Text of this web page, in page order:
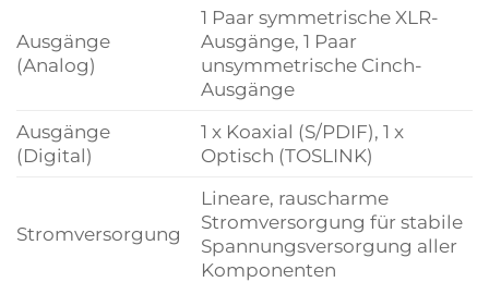
Ausgänge
(Analog)
1 Paar symmetrische XLR-
Ausgänge, 1 Paar
unsymmetrische Cinch-
Ausgänge
Ausgänge
(Digital)
1 x Koaxial (S/PDIF), 1 x
Optisch (TOSLINK)
Stromversorgung
Lineare, rauscharme
Stromversorgung für stabile
Spannungsversorgung aller
Komponenten